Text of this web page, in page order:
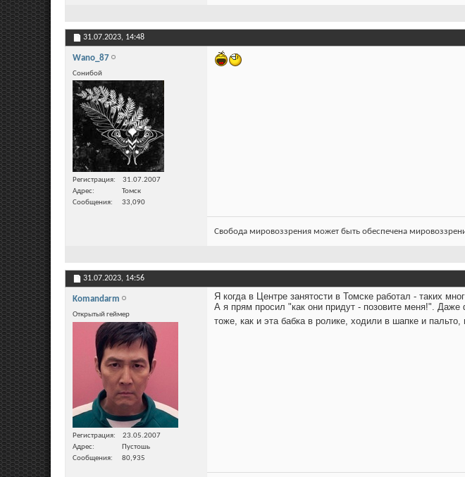
31.07.2023, 14:48
Wano_87
Сонибой
Регистрация
31.07.2007
Адрес
Томск
Сообщения
33,090
Свобода мировоззрения может быть обеспечена
31.07.2023, 14:56
Komandarm
Открытый геймер
Регистрация
23.05.2007
Адрес
Пустошь
Сообщения
80,935
Я когда в Центре занятости в Томске работал - таких
А я прям просил "как они придут - позовите меня!".
тоже, как и эта бабка в ролике, ходили в шапке и